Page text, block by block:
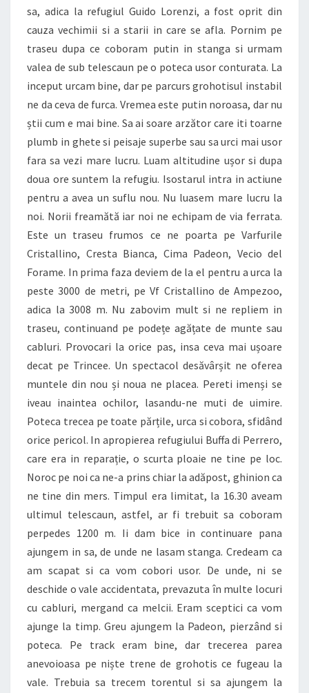
sa, adica la refugiul Guido Lorenzi, a fost oprit din
cauza vechimii si a starii in care se afla. Pornim pe
traseu dupa ce coboram putin in stanga si urmam
valea de sub telescaun pe o poteca usor conturata. La
inceput urcam bine, dar pe parcurs grohotisul instabil
ne da ceva de furca. Vremea este putin noroasa, dar nu
știi cum e mai bine. Sa ai soare arzător care iti toarne
plumb in ghete si peisaje superbe sau sa urci mai usor
fara sa vezi mare lucru. Luam altitudine ușor si dupa
doua ore suntem la refugiu. Isostarul intra in actiune
pentru a avea un suflu nou. Nu luasem mare lucru la
noi. Norii freamătă iar noi ne echipam de via ferrata.
Este un traseu frumos ce ne poarta pe Varfurile
Cristallino, Cresta Bianca, Cima Padeon, Vecio del
Forame. In prima faza deviem de la el pentru a urca la
peste 3000 de metri, pe Vf Cristallino de Ampezoo,
adica la 3008 m. Nu zabovim mult si ne repliem in
traseu, continuand pe podețe agățate de munte sau
cabluri. Provocari la orice pas, insa ceva mai ușoare
decat pe Trincee. Un spectacol desăvârșit ne oferea
muntele din nou și noua ne placea. Pereti imenși se
iveau inaintea ochilor, lasandu-ne muti de uimire.
Poteca trecea pe toate părțile, urca si cobora, sfidând
orice pericol. In apropierea refugiului Buffa di Perrero,
care era in reparație, o scurta ploaie ne tine pe loc.
Noroc pe noi ca ne-a prins chiar la adăpost, ghinion ca
ne tine din mers. Timpul era limitat, la 16.30 aveam
ultimul telescaun, astfel, ar fi trebuit sa coboram
perpedes 1200 m. Ii dam bice in continuare pana
ajungem in sa, de unde ne lasam stanga. Credeam ca
am scapat si ca vom cobori usor. De unde, ni se
deschide o vale accidentata, prevazuta în multe locuri
cu cabluri, mergand ca melcii. Eram sceptici ca vom
ajunge la timp. Greu ajungem la Padeon, pierzând si
poteca. Pe track eram bine, dar trecerea parea
anevoioasa pe niște trene de grohotis ce fugeau la
vale. Trebuia sa trecem torentul si sa ajungem la